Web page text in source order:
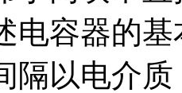
电容器的
隔以电介